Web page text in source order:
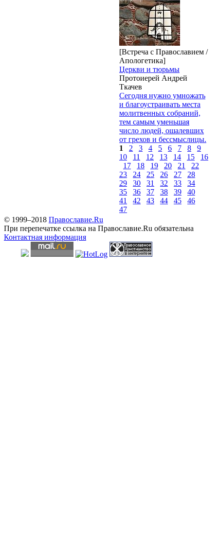
[Встреча с Православием /
Апологетика]
Церкви и тюрьмы
Протоиерей Андрей
Ткачев
Сегодня нужно умножать
и благоустраивать места
молитвенных собраний,
тем самым уменьшая
число людей, ошалевших
от грехов и бессмыслицы.
1
2 3 4 5 6 7 8
9
10
11 12 13 14 15
16
17
18 19 20 21
22
23
24 25 26 27
28
29
30 31 32 33
34
35
36 37 38 39
40
41
42 43 44 45
46
47
© 1999–2018 Православие.Ru
При перепечатке ссылка на Православие.Ru обязательна
Контактная информация